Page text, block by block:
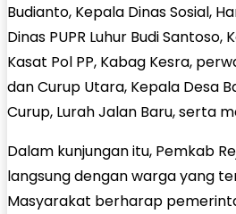
Budianto, Kepala Dinas Sosial,
Dinas PUPR Luhur Budi Santoso,
Kasat Pol PP, Kabag Kesra,
dan Curup Utara, Kepala Desa
Curup, Lurah Jalan Baru, serta
Dalam kunjungan itu, Pemkab
langsung dengan warga yang
Masyarakat berharap